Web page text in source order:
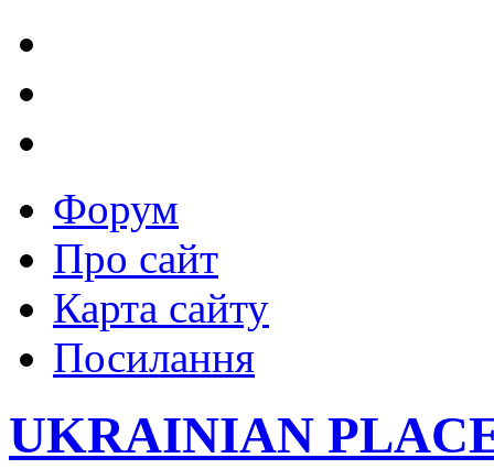
Форум
Про сайт
Карта сайту
Посилання
UKRAINIAN